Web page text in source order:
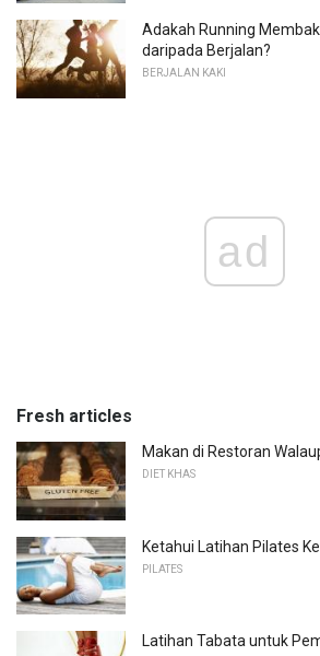
Adakah Running
daripada Berjalan?
BERJALAN KAKI
ad
Fresh articles
Makan di Restoran
DIET KHAS
Ketahui Latihan Pilates
PILATES
Latihan Tabata untuk